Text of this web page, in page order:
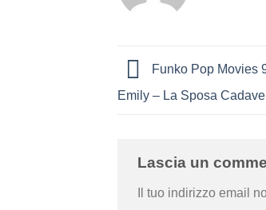
Funko Pop Movies
Emily – La Sposa
Lascia un
Il tuo indirizzo email